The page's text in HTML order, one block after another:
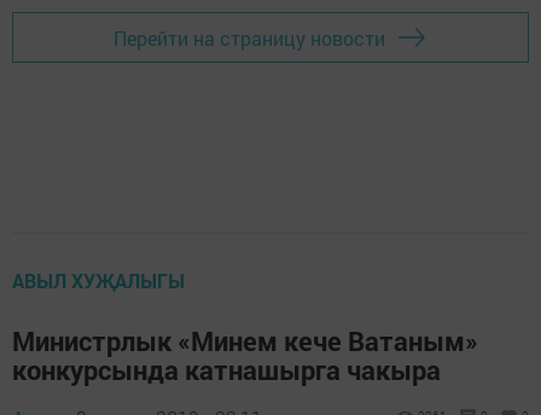
Перейти на страницу новости
АВЫЛ ХУҖАЛЫГЫ
Министрлык «Минем кече Ватаным»
конкурсында катнашырга чакыра